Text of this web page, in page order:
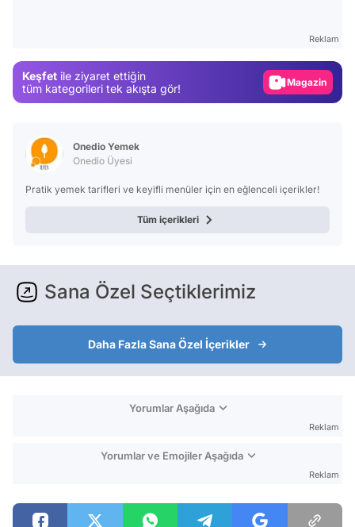
Reklam
Keşfet ile ziyaret ettiğin
tüm kategorileri tek akışta gör!
Magazin
Onedio Yemek
Onedio Üyesi
Pratik yemek tarifleri ve keyifli menüler için en eğlenceli içerikler!
Tüm içerikleri
Sana Özel Seçtiklerimiz
Daha Fazla Sana Özel İçerikler
Yorumlar Aşağıda
Reklam
Yorumlar ve Emojiler Aşağıda
Reklam